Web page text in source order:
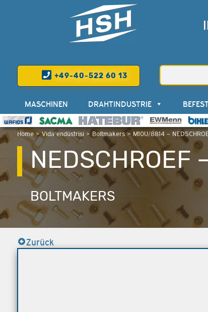
+49-40-522 60 13
Home>Vida endüstrisi> Boltmakers> M10U/8814 –
MASCHINEN DRAHTINDUSTRIE
NEDSCHROEF
BOLTMAKERS
Zurück